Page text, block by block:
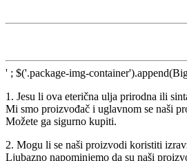
' ; $('.package-img-
1. Jesu li ova eterična ulja prirodna ili
Mi smo proizvođač i uglavnom se naši
Možete ga sigurno kupiti.
2. Mogu li se naši proizvodi koristiti
Ljubazno napominjemo da su naši